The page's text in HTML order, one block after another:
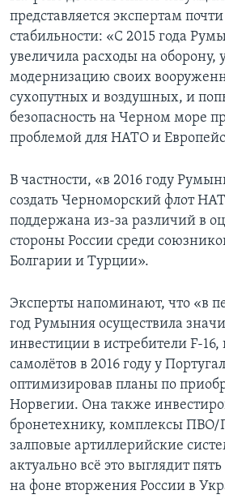
представляется экспертам
стабильности: «С 2015 года
увеличила расходы на оборону,
модернизацию своих
сухопутных и воздушных, и
безопасность на Черном море
проблемой для НАТО и
В частности, «в 2016 году
создать Черноморский флот
поддержана из-за различий в
стороны России среди
Болгарии и Турции».
Эксперты напоминают, что «в
год Румыния осуществила
инвестиции в истребители F-16,
самолётов в 2016 году у
оптимизировав планы по
Норвегии. Она также
бронетехнику, комплексы
залповые артиллерийские
актуально всё это выглядит
на фоне вторжения России в